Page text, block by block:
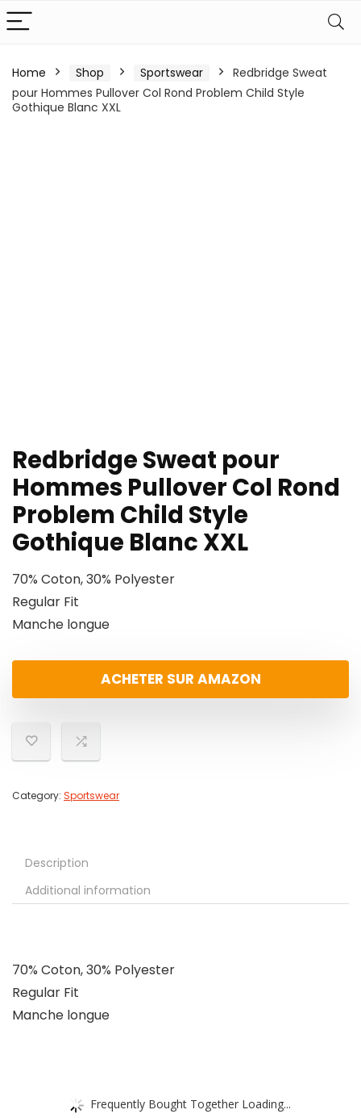
Home Shop Sportswear
Redbridge Sweat
pour Hommes Pullover Col Rond Problem Child Style
Gothique Blanc XXL
Redbridge Sweat pour
Hommes Pullover Col Rond
Problem Child Style
Gothique Blanc XXL
70% Coton, 30% Polyester
Regular Fit
Manche longue
ACHETER SUR AMAZON
Category: Sportswear
Description
Additional information
70% Coton, 30% Polyester
Regular Fit
Manche longue
Frequently Bought Together Loading...